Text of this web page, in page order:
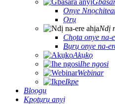
Onye
Ọrụ
Ndị
Chọta onye na-
Bụrụ onye na-
Akụkọ
Ihe ngosi
Webinar
Ikpe
Blọọgụ
Kpọtụrụ anyị